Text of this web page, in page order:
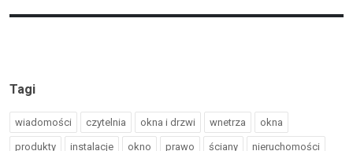
Tagi
wiadomości czytelnia okna i drzwi wnetrza okna
produkty instalacje okno prawo ściany nieruchomości